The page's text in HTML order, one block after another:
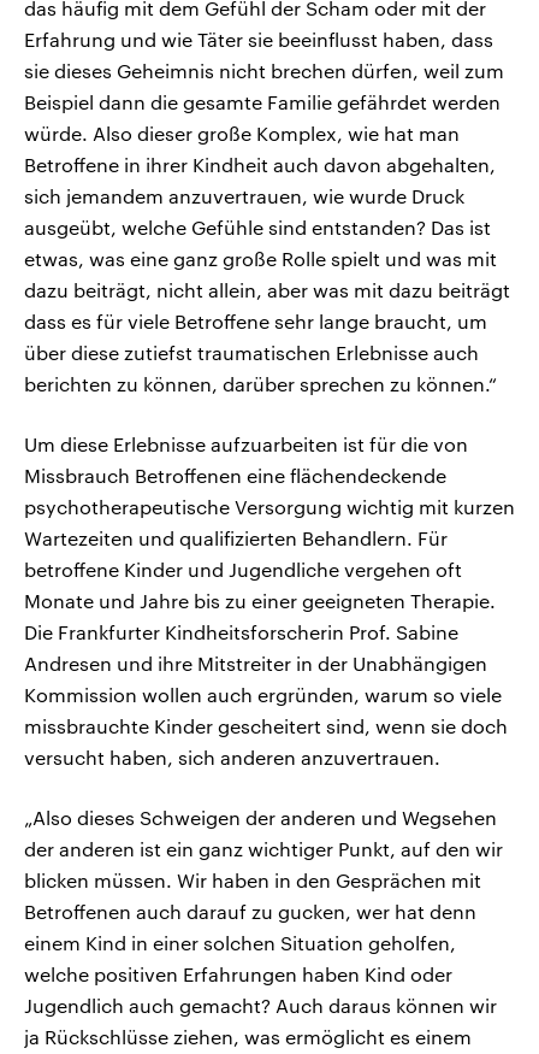
das häufig mit dem Gefühl der Scham oder mit der
Erfahrung und wie Täter sie beeinflusst haben, dass
sie dieses Geheimnis nicht brechen dürfen, weil zum
Beispiel dann die gesamte Familie gefährdet werden
würde. Also dieser große Komplex, wie hat man
Betroffene in ihrer Kindheit auch davon abgehalten,
sich jemandem anzuvertrauen, wie wurde Druck
ausgeübt, welche Gefühle sind entstanden? Das ist
etwas, was eine ganz große Rolle spielt und was mit
dazu beiträgt, nicht allein, aber was mit dazu beiträgt
dass es für viele Betroffene sehr lange braucht, um
über diese zutiefst traumatischen Erlebnisse auch
berichten zu können, darüber sprechen zu können.“
Um diese Erlebnisse aufzuarbeiten ist für die von
Missbrauch Betroffenen eine flächendeckende
psychotherapeutische Versorgung wichtig mit kurzen
Wartezeiten und qualifizierten Behandlern. Für
betroffene Kinder und Jugendliche vergehen oft
Monate und Jahre bis zu einer geeigneten Therapie.
Die Frankfurter Kindheitsforscherin Prof. Sabine
Andresen und ihre Mitstreiter in der Unabhängigen
Kommission wollen auch ergründen, warum so viele
missbrauchte Kinder gescheitert sind, wenn sie doch
versucht haben, sich anderen anzuvertrauen.
„Also dieses Schweigen der anderen und Wegsehen
der anderen ist ein ganz wichtiger Punkt, auf den wir
blicken müssen. Wir haben in den Gesprächen mit
Betroffenen auch darauf zu gucken, wer hat denn
einem Kind in einer solchen Situation geholfen,
welche positiven Erfahrungen haben Kind oder
Jugendlich auch gemacht? Auch daraus können wir
ja Rückschlüsse ziehen, was ermöglicht es einem